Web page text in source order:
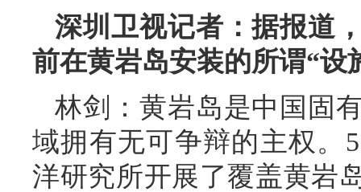
深圳卫视记者：据报道
前在黄岩岛安装的所谓“设
林剑：黄岩岛是中国固
域拥有无可争辩的主权。
洋研究所开展了覆盖黄岩